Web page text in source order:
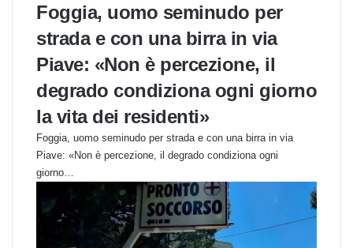
Foggia, uomo seminudo per
strada e con una birra in via
Piave: «Non è percezione, il
degrado condiziona ogni giorno
la vita dei residenti»
Foggia, uomo seminudo per strada e con una birra in via
Piave: «Non è percezione, il degrado condiziona ogni
giorno…